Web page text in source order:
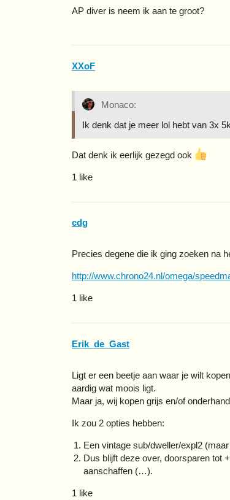
AP diver is neem ik aan te groot?
XXoF
Monaco:
Ik denk dat je meer lol hebt van 3x
Dat denk ik eerlijk gezegd ook
1 like
cdg
Precies degene die ik ging zoeken na
http://www.chrono24.nl/omega/
1 like
Erik_de_Gast
Ligt er een beetje aan waar je wilt
aardig wat moois ligt.
Maar ja, wij kopen grijs en/of
Ik zou 2 opties hebben:
Een vintage sub/dweller/expl2
Dus blijft deze over, doorsparen tot
aanschaffen (…).
1 like